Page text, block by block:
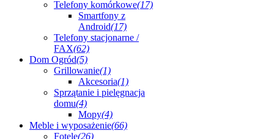
Telefony komórkowe(17)
Smartfony z
Android(17)
Telefony stacjonarne /
FAX(62)
Dom Ogród(5)
Grillowanie(1)
Akcesoria(1)
Sprzątanie i pielęgnacja
domu(4)
Mopy(4)
Meble i wyposażenie(66)
Fotele(26)